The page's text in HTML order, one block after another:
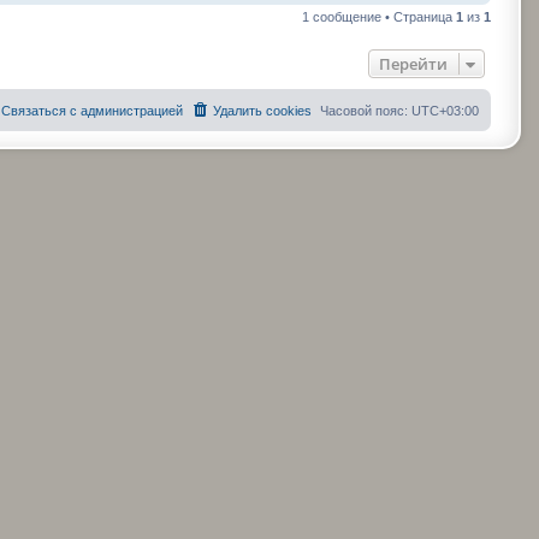
е
р
ь
я
1 сообщение • Страница 1 из 1
Перейти
Часовой пояс: UTC+03:00
Удалить cookies
Связаться с администрацией